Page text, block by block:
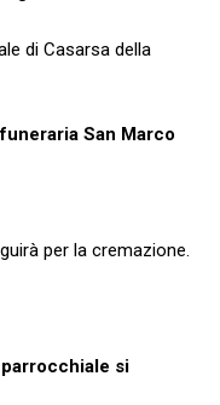
di Casarsa della
San Marco
per la cremazione.
si